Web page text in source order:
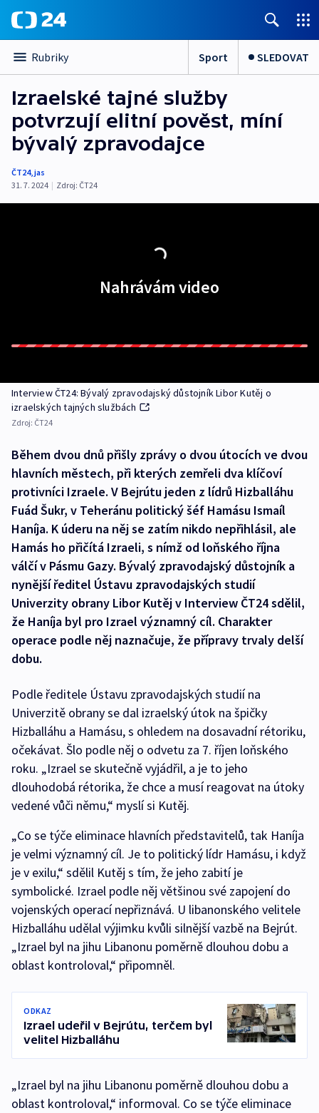
Rubriky Sport SLEDOVAT
Izraelské tajné služby
potvrzují elitní pověst, míní
bývalý zpravodajce
ČT24,jas
31. 7. 2024 | Zdroj: ČT24
Nahrávám video
Interview ČT24: Bývalý zpravodajský důstojník Libor Kutěj o
izraelských tajných službách
Zdroj: ČT24
Během dvou dnů přišly zprávy o dvou útocích ve dvou
hlavních městech, při kterých zemřeli dva klíčoví
protivníci Izraele. V Bejrútu jeden z lídrů Hizballáhu
Fuád Šukr, v Teheránu politický šéf Hamásu Ismaíl
Haníja. K úderu na něj se zatím nikdo nepřihlásil, ale
Hamás ho přičítá Izraeli, s nímž od loňského října
válčí v Pásmu Gazy. Bývalý zpravodajský důstojník a
nynější ředitel Ústavu zpravodajských studií
Univerzity obrany Libor Kutěj v Interview ČT24 sdělil,
že Haníja byl pro Izrael významný cíl. Charakter
operace podle něj naznačuje, že přípravy trvaly delší
dobu.
Podle ředitele Ústavu zpravodajských studií na
Univerzitě obrany se dal izraelský útok na špičky
Hizballáhu a Hamásu, s ohledem na dosavadní rétoriku,
očekávat. Šlo podle něj o odvetu za 7. říjen loňského
roku. „Izrael se skutečně vyjádřil, a je to jeho
dlouhodobá rétorika, že chce a musí reagovat na útoky
vedené vůči němu,“ myslí si Kutěj.
„Co se týče eliminace hlavních představitelů, tak Haníja
je velmi významný cíl. Je to politický lídr Hamásu, i když
je v exilu,“ sdělil Kutěj s tím, že jeho zabití je
symbolické. Izrael podle něj většinou své zapojení do
vojenských operací nepřiznává. U libanonského velitele
Hizballáhu udělal výjimku kvůli silnější vazbě na Bejrút.
„Izrael byl na jihu Libanonu poměrně dlouhou dobu a
oblast kontroloval,“ připomněl.
ODKAZ
Izrael udeřil v Bejrútu, terčem byl
velitel Hizballáhu
„Izrael byl na jihu Libanonu poměrně dlouhou dobu a
oblast kontroloval,“ informoval. Co se týče eliminace